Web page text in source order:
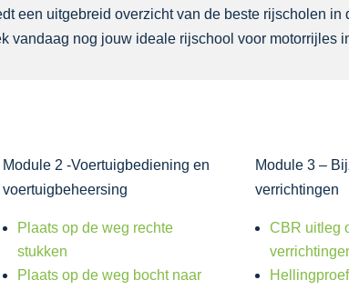
een uitgebreid overzicht van de beste rijscholen
vandaag nog jouw ideale rijschool voor motorrijles
Module 2 -Voertuigbediening en
voertuigbeheersing
Plaats op de weg rechte
stukken
Plaats op de weg bocht naar
Module 3 –
verrichtingen
CBR uitleg
Hellingproef